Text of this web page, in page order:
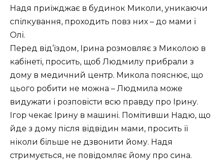
Надя приїжджає в будинок Миколи, уникаючи
спілкування, проходить повз них – до мами і
Олі.
Перед від’їздом, Ірина розмовляє з Миколою в
кабінеті, просить, щоб Людмилу прибрали з
дому в медичний центр. Микола пояснює, що
цього робити не можна – Людмила може
видужати і розповісти всю правду про Ірину.
Ігор чекає Ірину в машині. Помітивши Надю, що
йде з дому після відвідин мами, просить її
ніколи більше не дзвонити йому. Надя
стримується, не повідомляє йому про сина.